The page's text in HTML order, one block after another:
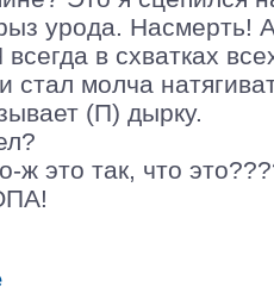
урода. Насмерть!
в схватках
молча
(П) дырку.
ж это так, что